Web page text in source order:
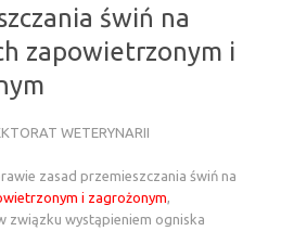
świń na
zapowietrzonym i
WETERYNARII
zasad przemieszczania świń na
i zagrożonym
związku wystąpieniem ogniska